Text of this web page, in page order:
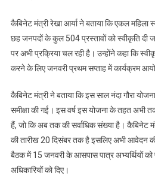
कैबिनेट मंत्री रेखा आर्या ने बताया कि एकल
छह जनपदों के कुल 504 प्रस्तावों को स्वीकृति
पर अभी प्रक्रिया चल रही है। उन्होंने कहा कि
करने के लिए जनवरी प्रथम सप्ताह में कार्यक्रम
कैबिनेट मंत्री ने बताया कि इस साल नंदा गौरा
समीक्षा की गई। इस वर्ष इस योजना के तहत
हैं, जो कि अब तक की सर्वाधिक संख्या है। कैबिनेट
की तारीख 20 दिसंबर तक है इसलिए अभी आवेदन
बैठक में 15 जनवरी के आसपास पात्र अभ्यर्थियों को
अधिकारियों को दिए।